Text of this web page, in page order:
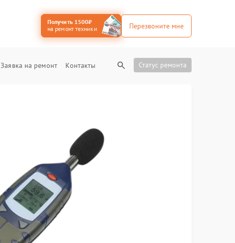
Получить 1500₽
на ремонт техники
Перезвоните мне
Заявка на ремонт Контакты Статус ремонта